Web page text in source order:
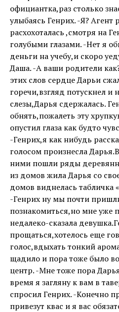
официантка,раз столько
улыбаясь Генрих. -Я? Агент
расхохоталась ,смотря на
голубыми глазами. -Нет я
деньги на учебу,и скоро
Даша. -А ваши родители
этих слов сердце Дарьи
горечи,взгляд потускнел и
слезы,Дарья сдержалась.
обнять,пожалеть эту
опустил глаза как будто
-Генрих,я как нибудь
голосом произнесла
ними пошли ряды
из домов жила Дарья со
домов виднелась табличка
-Генрих ну мы почти
познакомиться,но мне уже
недалеко-сказала
прощаться,хотелось еще
голос,вдыхать тонкий
щадило и пора тоже было
центр. -Мне тоже пора
время я загляну к вам в
спросил Генрих. -Конечно
привезут квас и я вас